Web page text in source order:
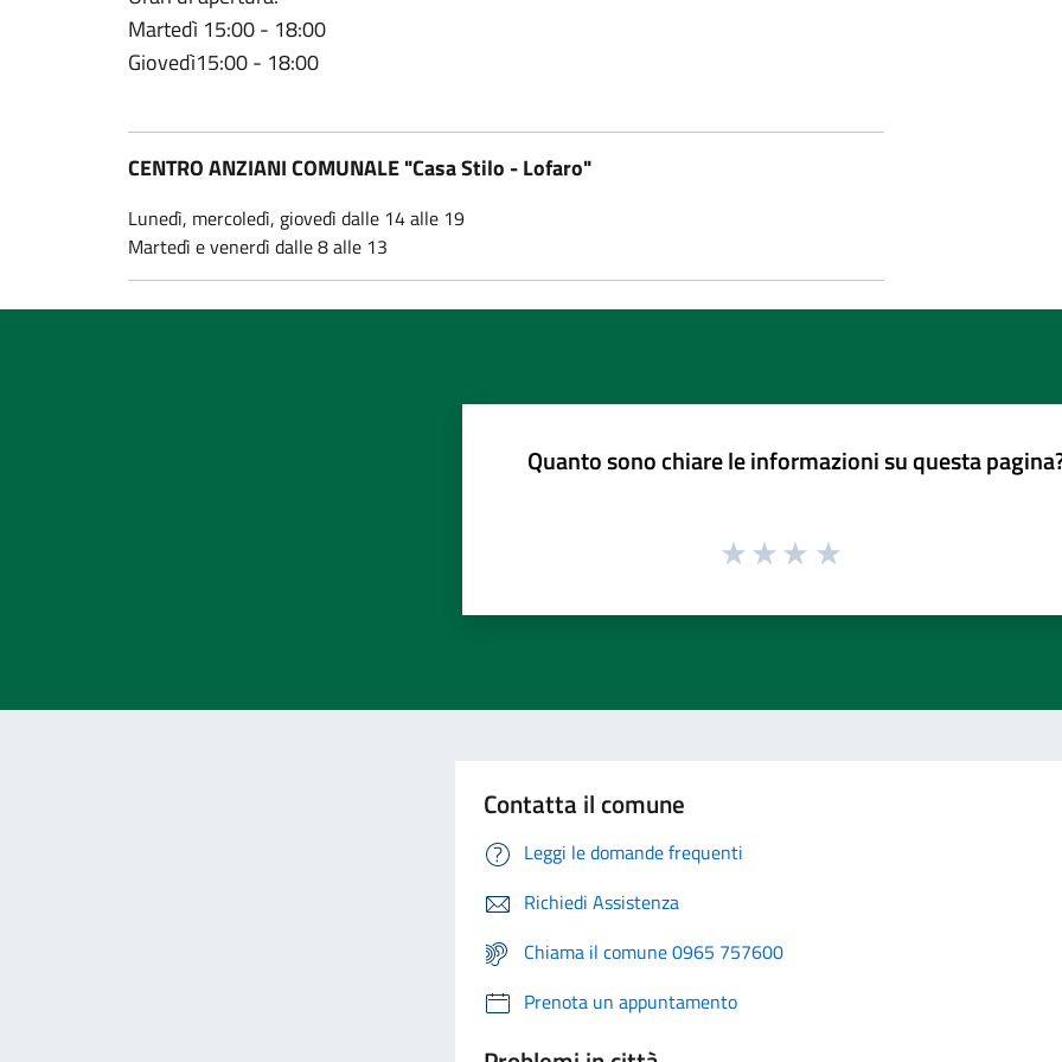
Martedì 15:00 - 18:00
Giovedì15:00 - 18:00
CENTRO ANZIANI COMUNALE "Casa Stilo - Lofaro"
Lunedì, mercoledì, giovedì dalle 14 alle 19
Martedì e venerdì dalle 8 alle 13
Quanto sono chiare le informazioni su questa
Contatta il comune
Leggi le domande frequenti
Richiedi Assistenza
Chiama il comune 0965 757600
Prenota un appuntamento